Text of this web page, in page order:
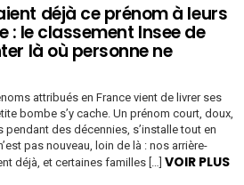
déjà ce prénom à leurs
: le classement Insee de
là où personne ne
attribués en France vient de livrer ses
bombe s’y cache. Un prénom court, doux,
des décennies, s’installe tout en
pas nouveau, loin de là : nos arrière-
déjà, et certaines familles […] VOIR PLUS